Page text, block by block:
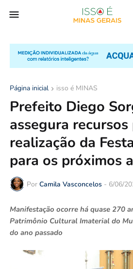
Página inicial isso é MINAS
Prefeito Diego
assegura recursos
realização da
para os próximos
Por Camila Vasconcelos - 6/06/
Manifestação ocorre há quase 270
Patrimônio Cultural Imaterial do
do ano passado